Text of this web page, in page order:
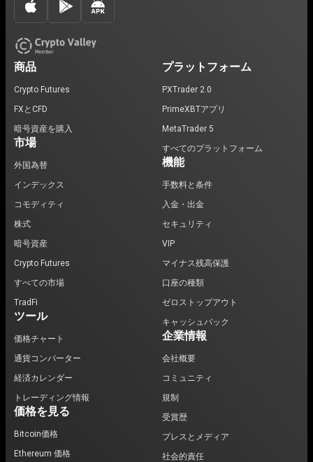
商品
Crypto Futures
FXとCFD
暗号資産を購入
市場
外国為替
インデックス
コモディティ
株式
暗号資産
Crypto Futures
すべての市場
TradFi
ツール
価格チャート
通貨コンバーター
経済カレンダー
トレーディング情報
価格を見る
Bitcoin価格
Ethereum 価格
プラットフォーム
PXTrader 2.0
PrimeXBTアプリ
MetaTrader 5
すべてのプラットフォーム
機能
手数料と条件
入金・出金
セキュリティ
VIP
マイナス残高保護
口座の種類
ゼロストップアウト
キャッシュバック
企業情報
会社概要
コミュニティ
規制
受賞歴
プレスとメディア
社会的責任